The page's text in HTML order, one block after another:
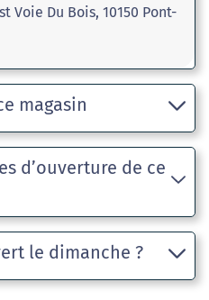
Voie Du Bois, 10150 Pont-
magasin
d’ouverture de ce
le dimanche ?